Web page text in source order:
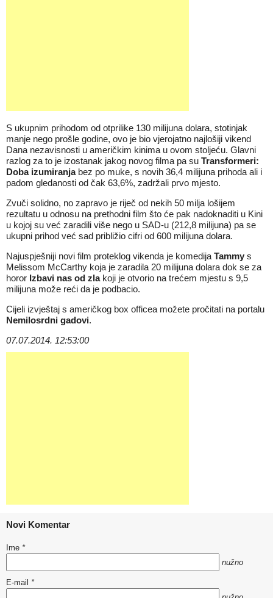
S ukupnim prihodom od otprilike 130 milijuna dolara, stotinjak
manje nego prošle godine, ovo je bio vjerojatno najlošiji vikend
Dana nezavisnosti u američkim kinima u ovom stoljeću. Glavni
razlog za to je izostanak jakog novog filma pa su Transformeri:
Doba izumiranjabez po muke, s novih 36,4 milijuna prihoda ali i
padom gledanosti od čak 63,6%, zadržali prvo mjesto.
Zvuči solidno, no zapravo je riječ od nekih 50 milja lošijem
rezultatu u odnosu na prethodni film što će pak nadoknaditi u Kini
u kojoj su već zaradili više nego u SAD-u (212,8 milijuna) pa se
ukupni prihod već sad približio cifri od 600 milijuna dolara.
Najuspješniji novi film proteklog vikenda je komedija Tammy s
Melissom McCarthy koja je zaradila 20 milijuna dolara dok se za
horor Izbavi nas od zlakoji je otvorio na trećem mjestu s 9,5
milijuna može reći da je podbacio.
Cijeli izvještaj s američkog box officea možete pročitati na portalu
Nemilosrdni gadovi.
07.07.2014. 12:53:00
Novi Komentar
Ime *
nužno
E-mail *